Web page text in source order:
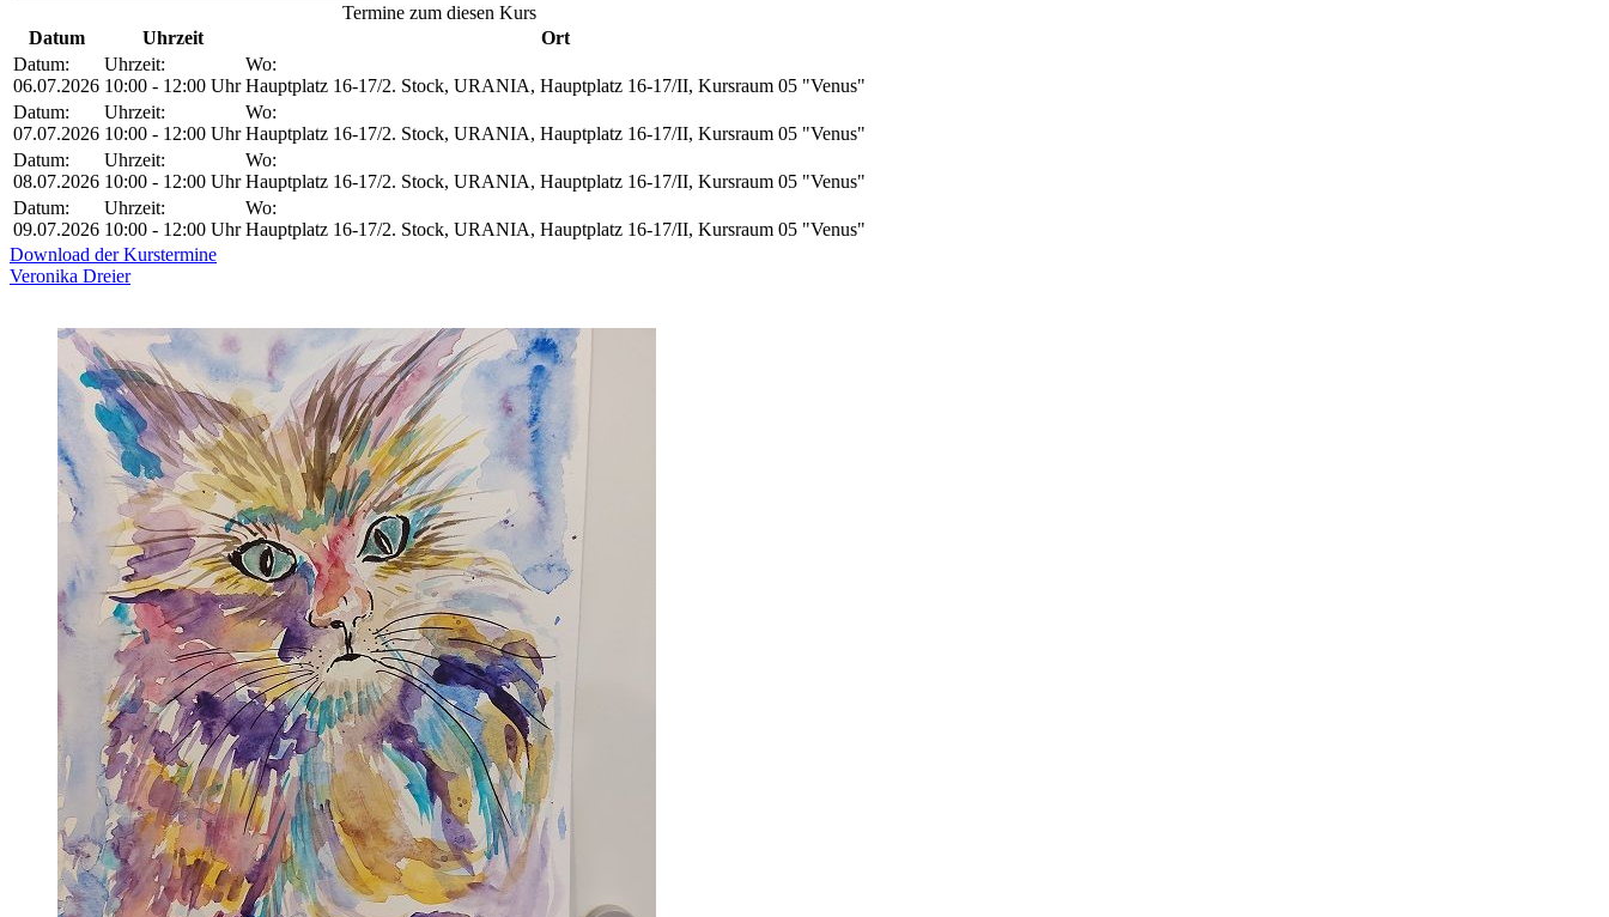
Termine zum diesen Kurs
Datum
Uhrzeit
Ort
Datum:
06.07.2026
Uhrzeit:
10:00 - 12:00 Uhr
Wo:
Hauptplatz 16-17/2. Stock, URANIA, Hauptplatz 16-17/II, Kursraum 05 "Venus"
Datum:
07.07.2026
Uhrzeit:
10:00 - 12:00 Uhr
Wo:
Hauptplatz 16-17/2. Stock, URANIA, Hauptplatz 16-17/II, Kursraum 05 "Venus"
Datum:
08.07.2026
Uhrzeit:
10:00 - 12:00 Uhr
Wo:
Hauptplatz 16-17/2. Stock, URANIA, Hauptplatz 16-17/II, Kursraum 05 "Venus"
Datum:
09.07.2026
Uhrzeit:
10:00 - 12:00 Uhr
Wo:
Hauptplatz 16-17/2. Stock, URANIA, Hauptplatz 16-17/II, Kursraum 05 "Venus"
Download der Kurstermine
Veronika Dreier